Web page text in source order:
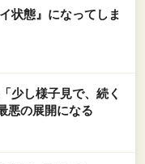
状態』になってしま
少し様子見で、続く
悪の展開になる